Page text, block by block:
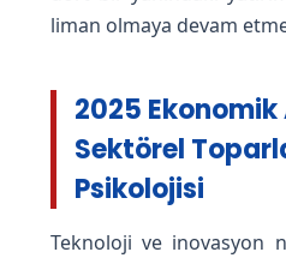
liman olmaya devam
2025
Sektörel
Psikolojisi
Teknoloji ve inovasyon